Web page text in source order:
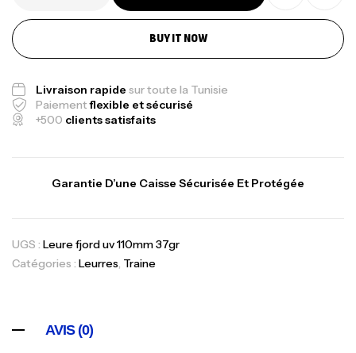
BUY IT NOW
Livraison rapide sur toute la Tunisie
Paiementflexible et sécurisé
+500 clients satisfaits
Garantie D’une Caisse Sécurisée Et Protégée
UGS : Leure fjord uv 110mm 37gr
Catégories : Leurres Traine
AVIS (0)